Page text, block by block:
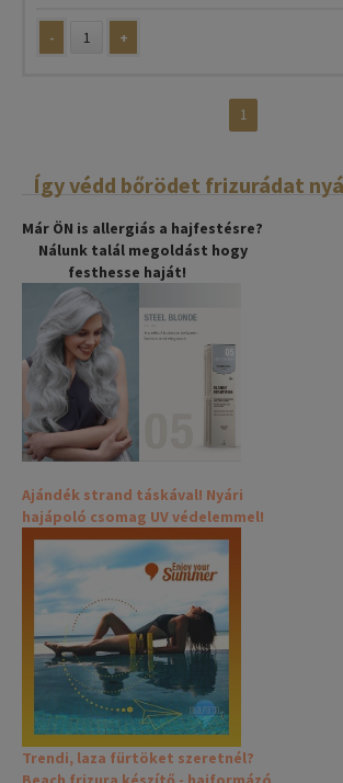
- +
1
Így védd bőrödet frizurádat
Már ÖN is allergiás a hajfestésre?
Nálunk talál megoldást hogy
festhesse haját!
Ajándék strand táskával! Nyári
hajápoló csomag UV védelemmel!
Trendi, laza fürtöket szeretnél?